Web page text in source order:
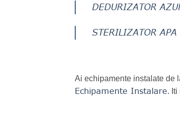
DEDURIZATOR
STERILIZATOR
Ai echipamente instalate de
Echipamente Instalare. Iti